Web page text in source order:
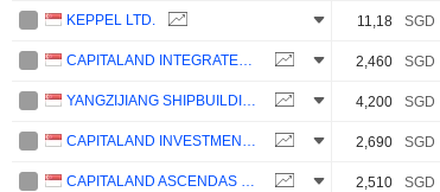
KEPPEL LTD. 11,18 SGD
CAPITALAND INTEGRATED COMMERCIAL TRUST 2,460 SGD
YANGZIJIANG SHIPBUILDING (HOLDINGS) LTD. 4,200 SGD
CAPITALAND INVESTMENT LIMITED 2,690 SGD
CAPITALAND ASCENDAS REIT 2,510 SGD